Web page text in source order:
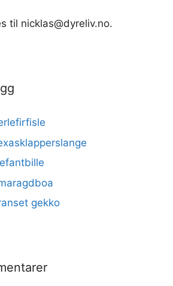
til nicklas@dyreliv.no.
gekko